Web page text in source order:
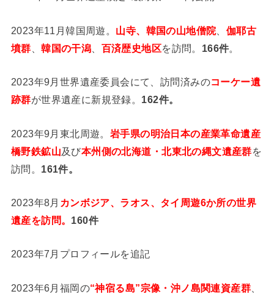
2023年11月韓国周遊。 山寺、韓国の山地僧院、 伽耶古
墳群 、韓国の干潟 百済歴史地区を訪問。 166件。
2023年9月世界遺産委員会にて、訪問済みのコーケー遺
跡群が世界遺産に新規登録。 162件。
2023年9月東北周遊。 岩手県の明治日本の産業革命遺産
橋野鉄鉱山及び本州側の北海道・北東北の縄文遺産群を
訪問。 161件。
2023年8月 カンボジア、ラオス、タイ周遊6か所の世界
遺産を訪問。 160件
2023年7月プロフィールを追記
2023年6月福岡の“神宿る島”宗像・沖ノ島関連資産群